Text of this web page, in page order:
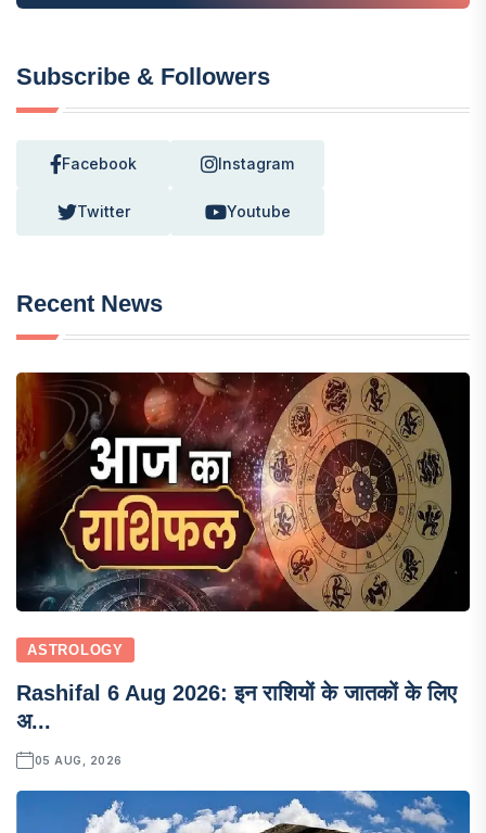
Subscribe & Followers
Facebook Instagram
Twitter Youtube
Recent News
ASTROLOGY
Rashifal 6 Aug 2026: इन राशियों के जातकों के लिए
अ...
05 AUG, 2026